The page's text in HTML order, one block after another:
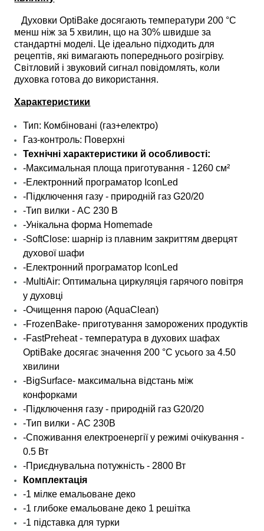
Духовки OptiBake досягають температури 200 °C
менш ніж за 5 хвилин, що на 30% швидше за
стандартні моделі. Це ідеально підходить для
рецептів, які вимагають попереднього розігріву.
Світловий і звуковий сигнал повідомлять, коли
духовка готова до використання.
Характеристики
Тип: Комбіновані (газ+електро)
Газ-контроль: Поверхні
Технічні характеристики й особливості:
-Максимальная площа приготування - 1260 см²
-Електронний програматор IconLed
-Підключення газу - природній газ G20/20
-Тип вилки - AC 230 В
-Унікальна форма Homemade
-SoftClose: шарнір із плавним закриттям дверцят
духової шафи
-Електронний програматор IconLed
-MultiAir: Оптимальна циркуляція гарячого повітря
у духовці
-Очищення парою (AquaClean)
-FrozenBake- приготування заморожених продуктів
-FastPreheat - температура в духових шафах
OptiBake досягає значення 200 °C усього за 4.50
хвилини
-BigSurface- максимальна відстань між
конфорками
-Підключення газу - природній газ G20/20
-Тип вилки - AC 230В
-Споживання електроенергії у режимі очікування -
0.5 Вт
-Приєднувальна потужність - 2800 Вт
Комплектація
-1 мілке емальоване деко
-1 глибоке емальоване деко 1 решітка
-1 підставка для турки